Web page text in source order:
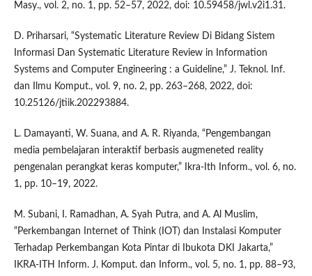
Masy., vol. 2, no. 1, pp. 52–57, 2022, doi: 10.59458/jwl.v2i1.31.
D. Priharsari, “Systematic Literature Review Di Bidang Sistem
Informasi Dan Systematic Literature Review in Information
Systems and Computer Engineering : a Guideline,” J. Teknol. Inf.
dan Ilmu Komput., vol. 9, no. 2, pp. 263–268, 2022, doi:
10.25126/jtiik.202293884.
L. Damayanti, W. Suana, and A. R. Riyanda, “Pengembangan
media pembelajaran interaktif berbasis augmeneted reality
pengenalan perangkat keras komputer,” Ikra-Ith Inform., vol. 6, no.
1, pp. 10–19, 2022.
M. Subani, I. Ramadhan, A. Syah Putra, and A. Al Muslim,
“Perkembangan Internet of Think (IOT) dan Instalasi Komputer
Terhadap Perkembangan Kota Pintar di Ibukota DKI Jakarta,”
IKRA-ITH Inform. J. Komput. dan Inform., vol. 5, no. 1, pp. 88–93,